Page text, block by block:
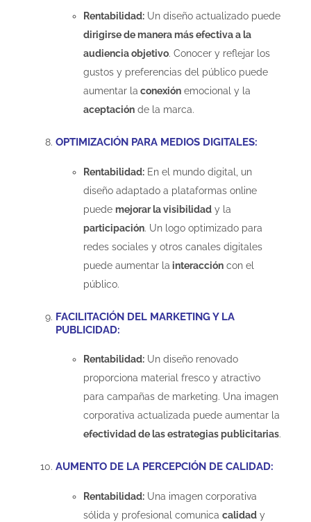
Rentabilidad: Un diseño actualizado puede
dirigirse de manera más efectiva a la
audiencia objetivo. Conocer y reflejar los
gustos y preferencias del público puede
aumentar la conexión emocional y la
aceptación de la marca.
OPTIMIZACIÓN PARA MEDIOS DIGITALES:
Rentabilidad: En el mundo digital, un
diseño adaptado a plataformas online
puede mejorar la visibilidad y la
participación. Un logo optimizado para
redes sociales y otros canales digitales
puede aumentar la interacción con el
público.
FACILITACIÓN DEL MARKETING Y LA
PUBLICIDAD:
Rentabilidad: Un diseño renovado
proporciona material fresco y atractivo
para campañas de marketing. Una imagen
corporativa actualizada puede aumentar la
efectividad de las estrategias publicitarias.
AUMENTO DE LA PERCEPCIÓN DE CALIDAD:
Rentabilidad: Una imagen corporativa
sólida y profesional comunica calidad y